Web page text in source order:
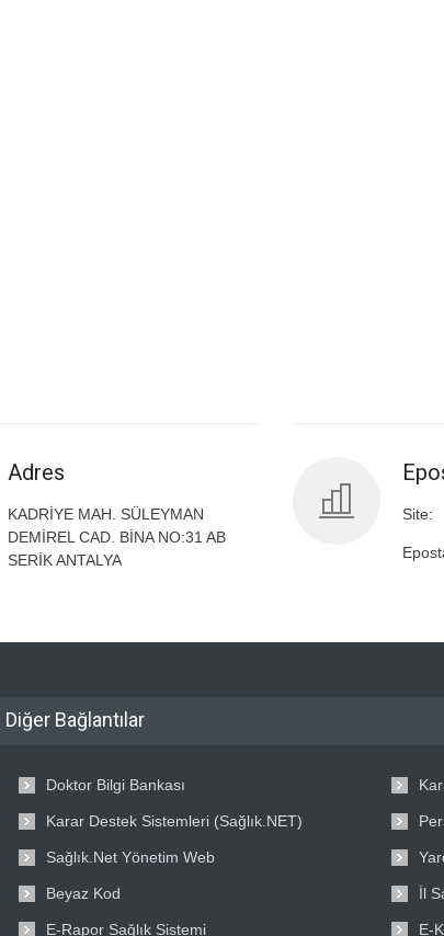
Adres
KADRİYE MAH. SÜLEYMAN
DEMİREL CAD. BİNA NO:31 AB
SERİK ANTALYA
Site:
Diğer Bağlantılar
Doktor Bilgi Bankası
Karar Destek Sistemleri (Sağlık.NET)
Sağlık.Net Yönetim Web
Beyaz Kod
E-Rapor Sağlık Sistemi
İl
E-